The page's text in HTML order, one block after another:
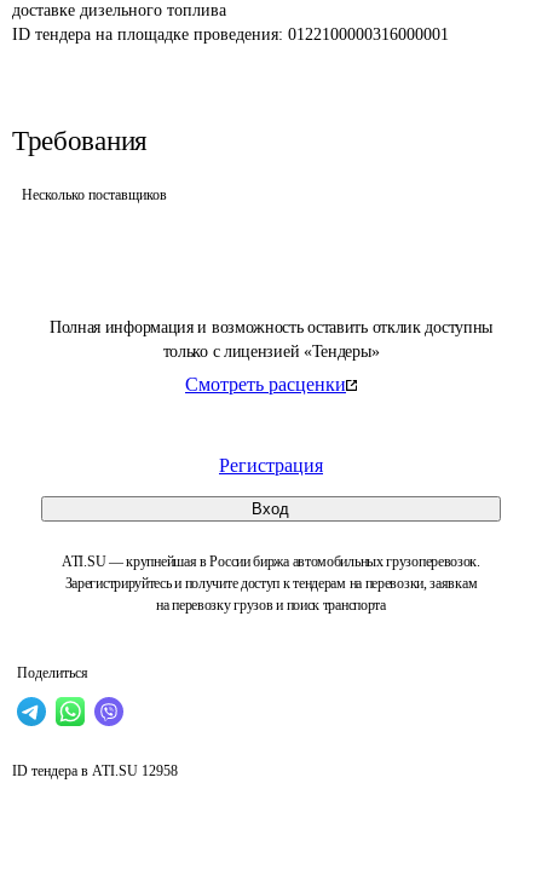
Полная информация и возможность оставить отклик доступны
только с лицензией «Тендеры»
Смотреть расценки
Регистрация
Вход
ATI.SU — крупнейшая в России биржа автомобильных грузоперевозок.
Зарегистрируйтесь и получите доступ к тендерам на перевозки, заявкам
на перевозку грузов и поиск транспорта
Поделиться
доставке дизельного топлива
ID тендера на площадке проведения: 0122100000316000001
Требования
Несколько поставщиков
ID тендера в ATI.SU 12958